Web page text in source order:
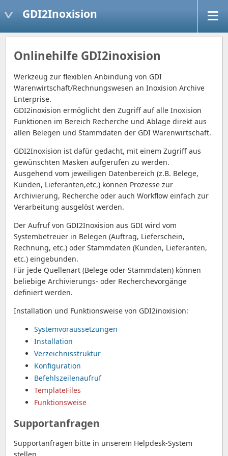
GDI2Inoxision
Onlinehilfe GDI2inoxision
Werkzeug zur flexiblen Anbindung von GDI
Warenwirtschaft/Rechnungswesen an Inoxision Archive
Enterprise.
GDI2inoxision ermöglicht den Zugriff auf alle Inoxision
Funktionen im Bereich Recherche und Ablage direkt aus
allen Belegen und Stammdaten der GDI Warenwirtschaft.
GDI2Inoxision ist dafür gedacht, mit einem Zugriff aus
gewünschten Masken aufgerufen zu werden.
Ausgehend vom jeweiligen Datenbereich (z.B. Belege,
Kunden, Lieferanten,etc,) können Prozesse zur
Archivierung, Recherche oder auch Workflow einfach zur
Verarbeitung ausgelöst werden.
Der Aufruf von GDI2Inoxision aus GDI wird vom
Systembetreuer in Belegen (Auftrag, Lieferschein,
Rechnung, etc.) oder Stammdaten (Kunden, Lieferanten,
etc.) eingebunden.
Für jede Quellenart (Belege oder Stammdaten) können
beliebige Archivierungs- oder Recherchevorgänge
definiert werden.
Installation und Funktionsweise von GDI2inoxision:
Systemvoraussetzungen
Installation
Verzeichnisstruktur
Konfiguration
Befehlszeilenaufruf
TemplateFiles
Funktionsweise
Supportanfragen
Supportanfragen bitte in unserem Helpdesk-System